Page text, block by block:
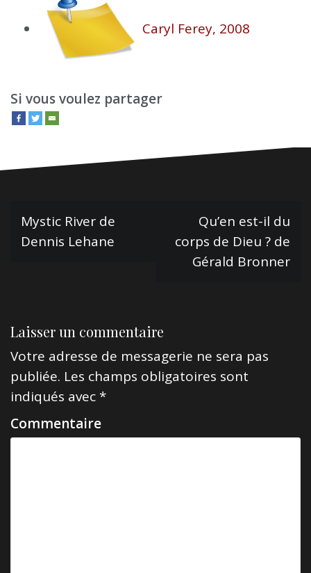
Caryl Ferey, 2008
Si vous voulez partager
N
a
t
i
o
n
Mystic River de
Dennis Lehane
Qu’en est-il du
corps de Dieu ? de
Gérald Bronner
Laisser un commentaire
Votre adresse de messagerie ne sera pas
publiée. Les champs obligatoires sont
indiqués avec *
Commentaire